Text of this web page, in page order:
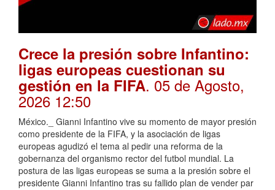
Crece la presión sobre Infantino:
ligas europeas cuestionan su
gestión en la FIFA. 05 de Agosto,
2026 12:50
México._ Gianni Infantino vive su momento de mayor presión
como presidente de la FIFA, y la asociación de ligas
europeas agudizó el tema al pedir una reforma de la
gobernanza del organismo rector del futbol mundial. La
postura de las ligas europeas se suma a la presión sobre el
presidente Gianni Infantino tras su fallido plan de vender par